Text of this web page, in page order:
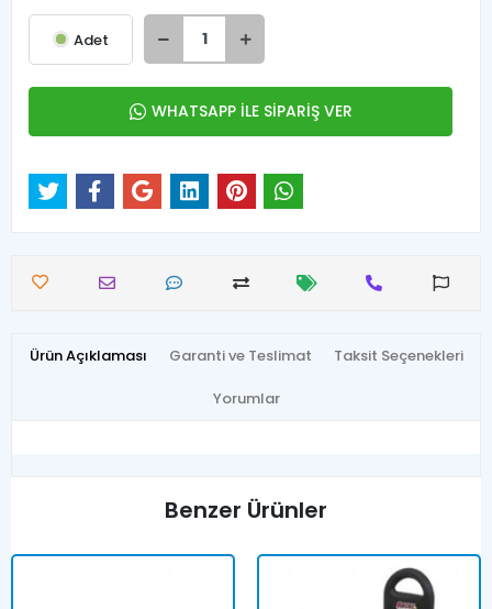
Adet
WHATSAPP İLE SİPARİŞ VER
Ürün Açıklaması Garanti ve Teslimat Taksit Seçenekleri
Yorumlar
Benzer Ürünler